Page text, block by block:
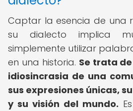
Captar la esencia de una
su dialecto implica
simplemente utilizar
en una historia. Se trata
idiosincrasia de una
sus expresiones únicas,
y su visión del mundo.